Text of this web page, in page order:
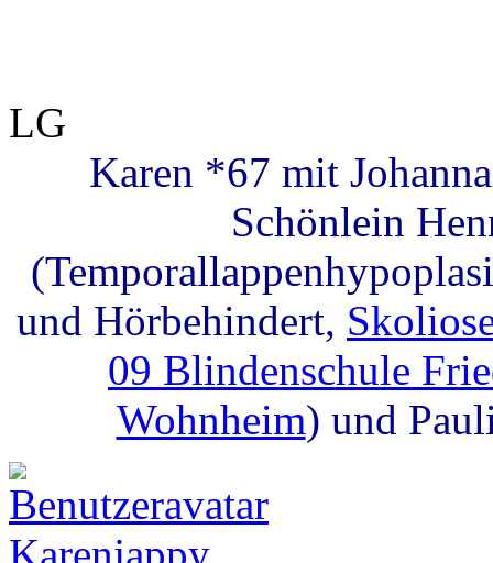
LG
Karen *67 mit
Schönlein
und Hörbehindert,
09 Blindenschule
Wohnheim) und